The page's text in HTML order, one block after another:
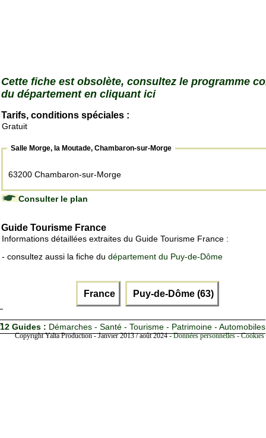
Cette fiche est obsolète, consultez le programme
du département en cliquant ici
Tarifs, conditions spéciales :
Gratuit
Salle Morge, la Moutade, Chambaron-sur-Morge
63200 Chambaron-sur-Morge
Consulter le plan
Guide Tourisme France
Informations détaillées extraites du Guide Tourisme France :
- consultez aussi la fiche du département du Puy-de-Dôme
France Puy-de-Dôme (63)
12 Guides : Démarches - Santé - Tourisme - Patrimoine - Automobiles
Copyright Yalta Production - Janvier 2013 / août 2024 -Données personnelles -